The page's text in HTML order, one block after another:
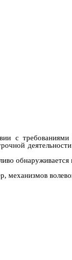
с
обнаруживается
механизмов